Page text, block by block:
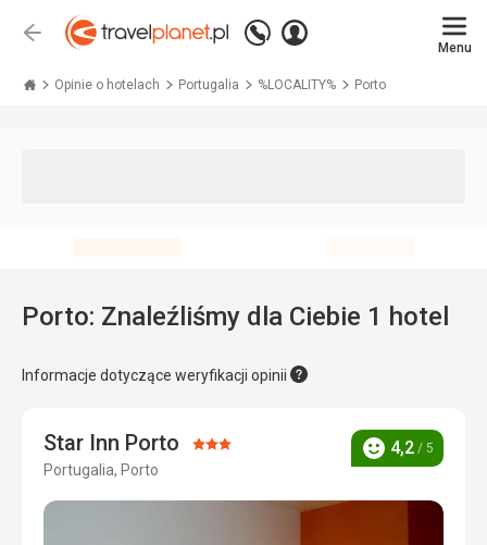
Wstecz
Zadzwoń
+48 71 771 76 55
Zaloguj
Menu
Opinie o hotelach Portugalia %LOCALITY% Porto
Porto: Znaleźliśmy dla Ciebie 1 hotel
Informacje dotyczące weryfikacji opinii
Star Inn Porto Ocena:
Portugalia, Porto
Ocena
4,2 / 5